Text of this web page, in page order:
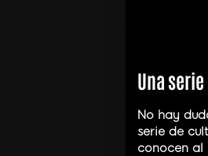
Una
No hay
serie de
conocen al